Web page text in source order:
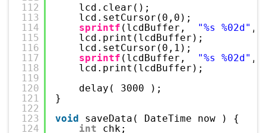
112
113
114
115
116
117
118
119
120
121
122
123
124
lcd.clear();
lcd.setCursor(0,0);
sprintf (lcdBuffer, "%s %02d" ,
lcd.print(lcdBuffer);
lcd.setCursor(0,1);
sprintf (lcdBuffer, "%s %02d" ,
lcd.print(lcdBuffer);
delay( 3000 );
}
void
saveData( DateTime now ) {
int
chk;